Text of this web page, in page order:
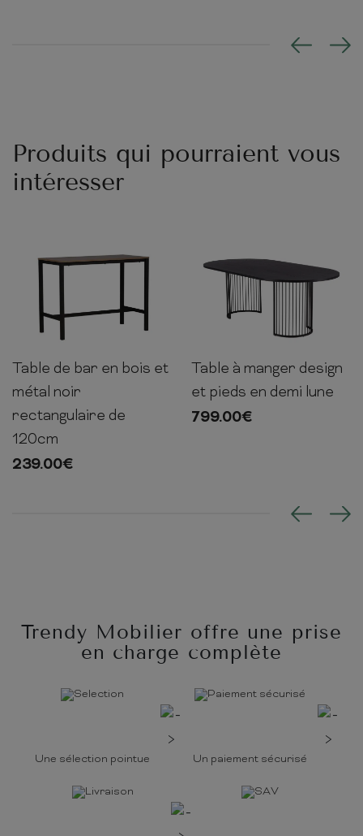
Produits qui pourraient vous
intéresser
90cm 120cm 60cm
Table de bar en bois et
métal noir
rectangulaire de
120cm
239.00€
75cm 220cm 110cm
Table à manger design
et pieds en demi lune
799.00€
Trendy Mobilier offre une prise
en charge complète
Une sélection pointue Un paiement sécurisé